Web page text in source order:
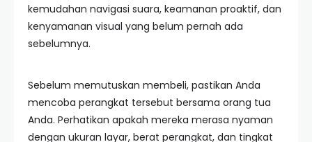
kemudahan navigasi suara, keamanan proaktif, dan
kenyamanan visual yang belum pernah ada
sebelumnya.
Sebelum memutuskan membeli, pastikan Anda
mencoba perangkat tersebut bersama orang tua
Anda. Perhatikan apakah mereka merasa nyaman
dengan ukuran layar, berat perangkat, dan tingkat